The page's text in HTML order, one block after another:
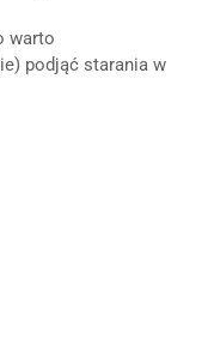
warto
podjąć starania w